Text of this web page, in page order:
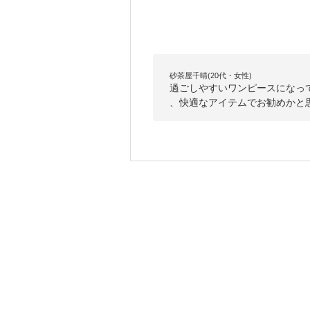
砂茶屋千晴(20代・女性)
過ごしやすいワンピースにな
、快適なアイテムでお勧めかと